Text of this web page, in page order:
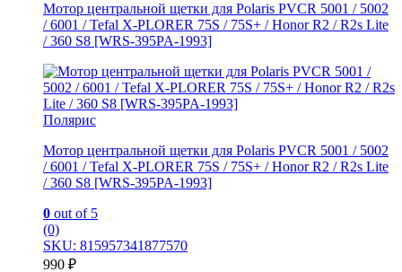
Мотор центральной щетки для Polaris PVCR 5001 / 5002
/ 6001 / Tefal X-PLORER 75S / 75S+ / Honor R2 / R2s Litе
/ 360 S8 [WRS-395PA-1993]
Полярис
Мотор центральной щетки для Polaris PVCR 5001 / 5002
/ 6001 / Tefal X-PLORER 75S / 75S+ / Honor R2 / R2s Litе
/ 360 S8 [WRS-395PA-1993]
0 out of 5
(0)
SKU: 815957341877570
990 ₽